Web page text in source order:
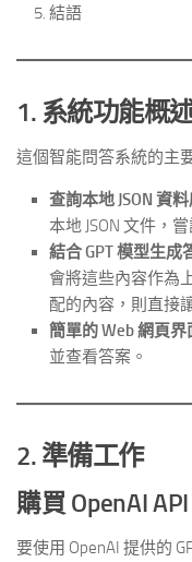
結語
1. 系統功能概
這個智能問答系統的主
查詢本地 JSON 資
本地 JSON 文件，
結合 GPT 模型生成
會將這些內容作為
配的內容，則直接
簡單的 Web 網頁界
並查看答案。
2. 準備工作
購買 OpenAI
要使用 OpenAI 提供的